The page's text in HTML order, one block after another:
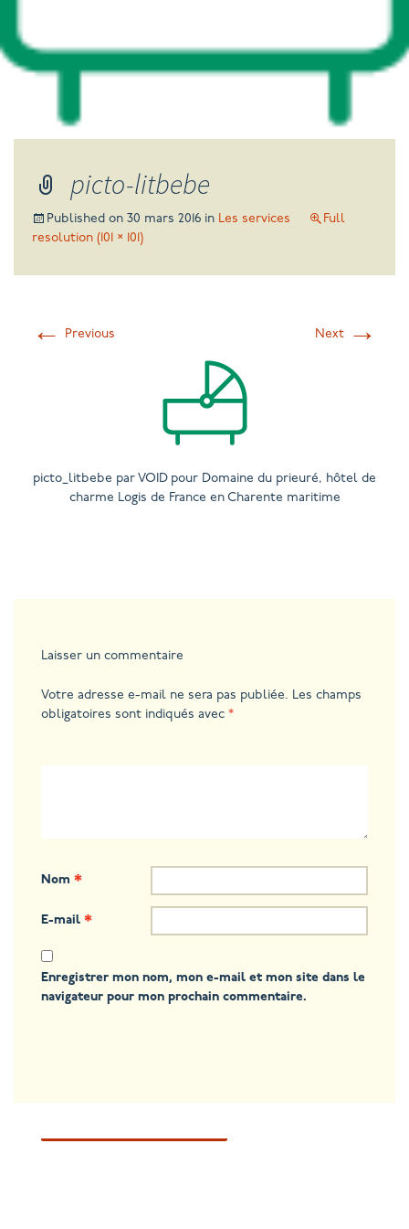
picto-litbebe
Published on 30 mars 2016 in Les services
Full
resolution (101 × 101)
← Previous Next →
picto_litbebe par VOID pour Domaine du prieuré, hôtel de
charme Logis de France en Charente maritime
Laisser un commentaire
Votre adresse e-mail ne sera pas publiée. Les champs
obligatoires sont indiqués avec *
Nom *
E-mail *
Enregistrer mon nom, mon e-mail et mon site dans le
navigateur pour mon prochain commentaire.